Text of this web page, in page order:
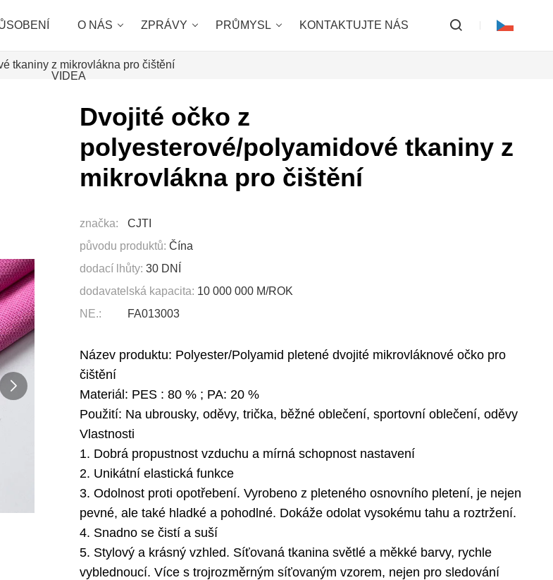
O NÁS ZPRÁVY PRŮMYSL KONTAKTUJTE NÁS
VIDEA
tkaniny z mikrovlákna pro čištění
Dvojité očko z
polyesterové/polyamidové tkaniny z
mikrovlákna pro čištění
značka:
CJTI
původu produktů: Čína
dodací lhůty: 30 DNÍ
dodavatelská kapacita: 10 000 000 M/ROK
NE.:
FA013003
Název produktu: Polyester/Polyamid pletené dvojité mikrovláknové očko pro
čištění
Materiál: PES : 80 % ; PA: 20 %
Použití: Na ubrousky, oděvy, trička, běžné oblečení, sportovní oblečení, oděvy
Vlastnosti
1. Dobrá propustnost vzduchu a mírná schopnost nastavení
2. Unikátní elastická funkce
3. Odolnost proti opotřebení. Vyrobeno z pleteného osnovního pletení, je nejen
pevné, ale také hladké a pohodlné. Dokáže odolat vysokému tahu a roztržení.
4. Snadno se čistí a suší
5. Stylový a krásný vzhled. Síťovaná tkanina světlé a měkké barvy, rychle
vyblednoucí. Více s trojrozměrným síťovaným vzorem, nejen pro sledování